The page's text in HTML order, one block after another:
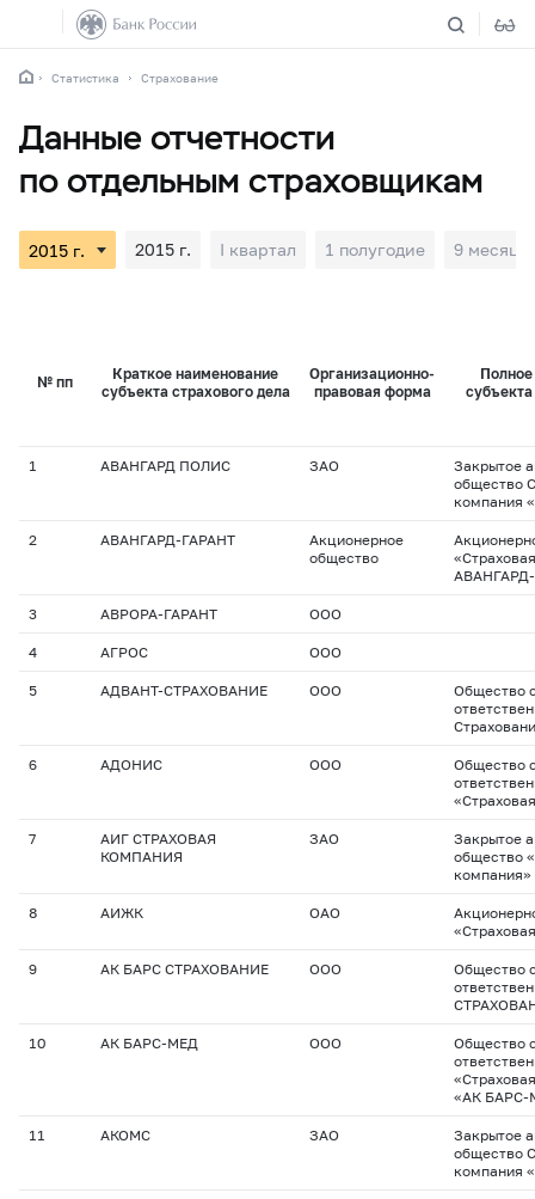
Статистика Страхование
Данные отчетности
по отдельным страховщикам
2015 г. I квартал 1 полугодие 9
№ пп
Краткое наименование
субъекта страхового дела
Организационно-
правовая форма
1 АВАНГАРД ПОЛИС ЗАО
Закрытое
общество
компания
2 АВАНГАРД-ГАРАНТ
Акционерное
общество
3 АВРОРА-ГАРАНТ ООО
4 АГРОС ООО
5 АДВАНТ-СТРАХОВАНИЕ ООО
Общество
6 АДОНИС ООО
Общество
7
АИГ СТРАХОВАЯ
КОМПАНИЯ
ЗАО
Закрытое
общество
компания»
8 АИЖК ОАО
9 АК БАРС СТРАХОВАНИЕ ООО
Общество
10 АК БАРС-МЕД ООО
Общество
«АК БАРС-
11 АКОМС ЗАО
Закрытое
общество
компания